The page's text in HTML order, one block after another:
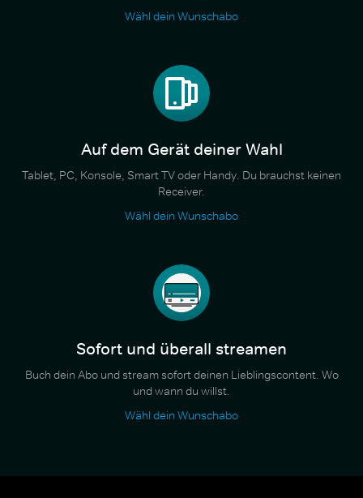
Wähl dein Wunschabo
Auf dem Gerät deiner Wahl
Tablet, PC, Konsole, Smart TV oder Handy. Du brauchst keinen
Receiver.
Wähl dein Wunschabo
Sofort und überall streamen
Buch dein Abo und stream sofort deinen Lieblingscontent. Wo
und wann du willst.
Wähl dein Wunschabo